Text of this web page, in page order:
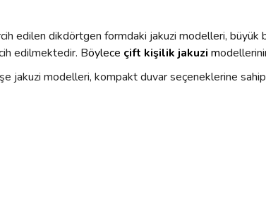
edilen dikdörtgen formdaki jakuzi modelleri, büyük
edilmektedir. Böylece çift kişilik jakuzi m
jakuzi modelleri, kompakt duvar seçeneklerine